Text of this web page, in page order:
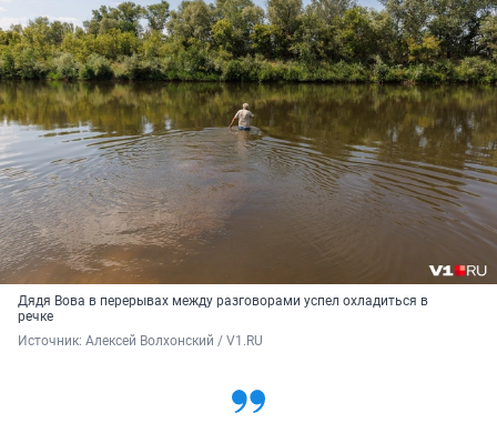
Дядя Вова в перерывах между разговорами успел охладиться в
речке
Источник: Алексей Волхонский / V1.RU